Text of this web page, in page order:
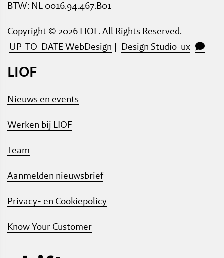
BTW: NL 0016.94.467.B01
Copyright © 2026 LIOF. All Rights Reserved.
UP-TO-DATE WebDesign Design Studio-ux
LIOF
Nieuws en events
Werken bij LIOF
Team
Aanmelden nieuwsbrief
Privacy- en Cookiepolicy
Know Your Customer